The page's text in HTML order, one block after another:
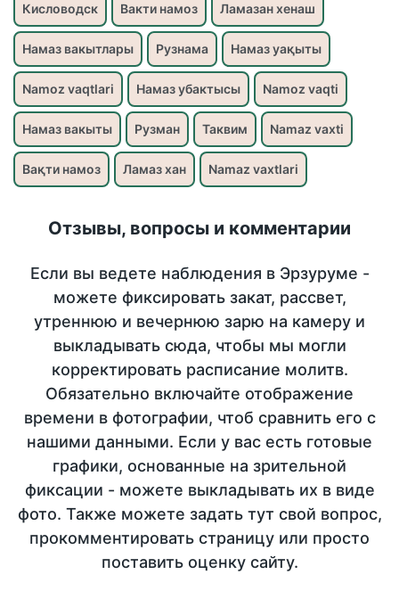
Кисловодск Вакти намоз Ламазан хенаш
Намаз вакытлары Рузнама Намаз уақыты
Namoz vaqtlari Намаз убактысы Namoz vaqti
Намаз вакыты Рузман Таквим Namaz vaxti
Вақти намоз Ламаз хан Namaz vaxtlari
Отзывы, вопросы и комментарии
Если вы ведете наблюдения в Эрзуруме -
можете фиксировать закат, рассвет,
утреннюю и вечернюю зарю на камеру и
выкладывать сюда, чтобы мы могли
корректировать расписание молитв.
Обязательно включайте отображение
времени в фотографии, чтоб сравнить его с
нашими данными. Если у вас есть готовые
графики, основанные на зрительной
фиксации - можете выкладывать их в виде
фото. Также можете задать тут свой вопрос,
прокомментировать страницу или просто
поставить оценку сайту.